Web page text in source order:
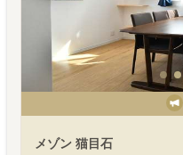
メゾン 猫目石